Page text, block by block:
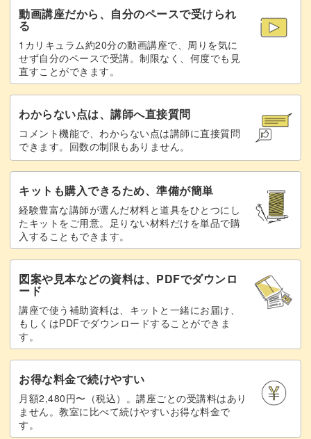
いろんな光り方をするキルティングのデザインは、他のマ
グネットジェルのデザインとも相性抜群。
ポイントにこのデザインを取り入れることで、上品さもア
ップしますよ◎
他のカラーで作ってもかわいいキルティングのデザイン。
ポイントを踏まえて、ぜひたくさん練習してみてください
ね！
動画講座だから、自分のペースで受けられ
る
1カリキュラム約20分の動画講座で、周りを気に
せず自分のペースで受講。制限なく、何度でも見
直すことができます。
わからない点は、講師へ直接質問
コメント機能で、わからない点は講師に直接質問
できます。回数の制限もありません。
キットも購入できるため、準備が簡単
経験豊富な講師が選んだ材料と道具をひとつにし
たキットをご用意。足りない材料だけを単品で購
入することもできます。
図案や見本などの資料は、PDFでダウンロ
ード
講座で使う補助資料は、キットと一緒にお届け、
もしくはPDFでダウンロードすることができま
す。
お得な料金で続けやすい
月額2,480円〜（税込）。講座ごとの受講料はあり
ません。教室に比べて続けやすいお得な料金で
す。